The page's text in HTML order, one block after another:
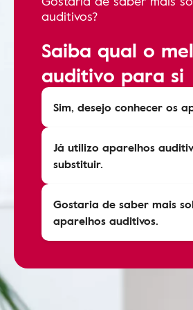
auditivos?
Saiba qual o
auditivo para si
Sim, desejo conhecer os
Já utilizo aparelhos
substituir.
Gostaria de saber mais
aparelhos auditivos.